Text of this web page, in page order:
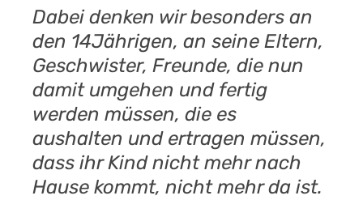
Dabei denken wir besonders an
den 14Jährigen, an seine Eltern,
Geschwister, Freunde, die nun
damit umgehen und fertig
werden müssen, die es
aushalten und ertragen müssen,
dass ihr Kind nicht mehr nach
Hause kommt, nicht mehr da ist.